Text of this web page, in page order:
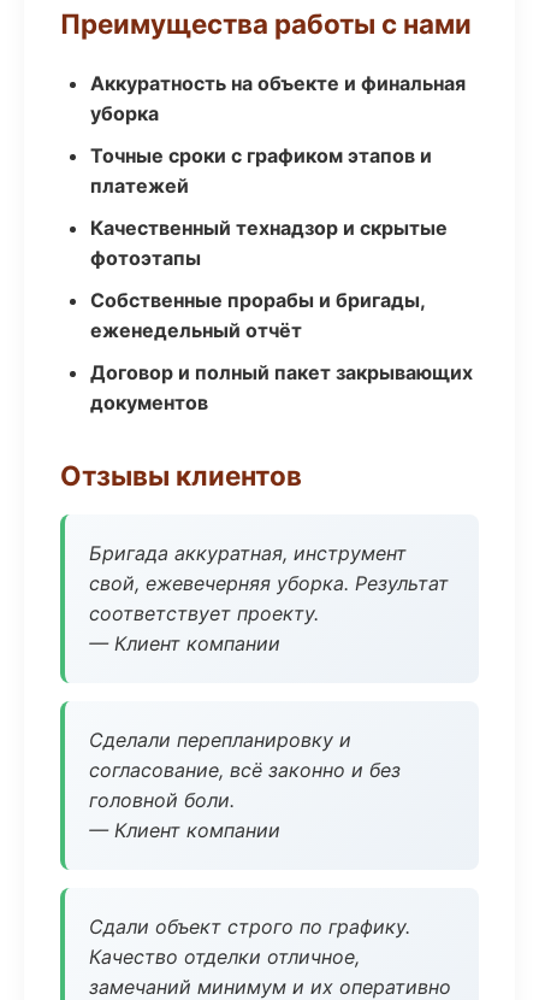
Преимущества работы с нами
Аккуратность на объекте и финальная
уборка
Точные сроки с графиком этапов и
платежей
Качественный технадзор и скрытые
фотоэтапы
Собственные прорабы и бригады,
еженедельный отчёт
Договор и полный пакет закрывающих
документов
Отзывы клиентов
Бригада аккуратная, инструмент
свой, ежевечерняя уборка. Результат
соответствует проекту.
— Клиент компании
Сделали перепланировку и
согласование, всё законно и без
головной боли.
— Клиент компании
Сдали объект строго по графику.
Качество отделки отличное,
замечаний минимум и их оперативно